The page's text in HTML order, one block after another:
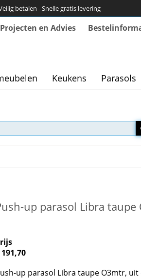
betalen - Snelle gratis levering
Projecten en Advies
Keukens Parasols
up parasol Libra taupe
up parasol Libra taupe O3mtr, uit